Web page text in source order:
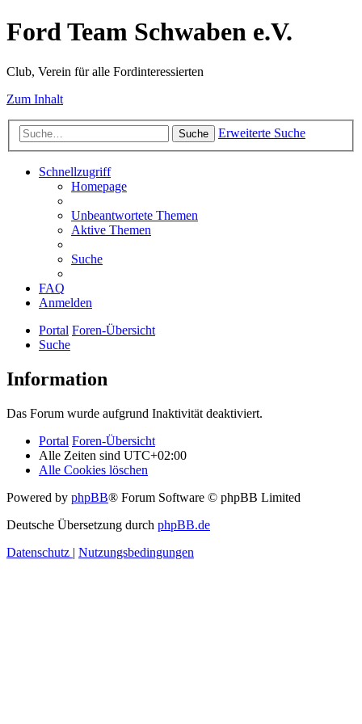
Ford Team Schwaben e.V.
Club, Verein für alle Fordinteressierten
Zum Inhalt
Suche Erweiterte Suche
Schnellzugriff
Homepage
Unbeantwortete Themen
Aktive Themen
Suche
FAQ
Anmelden
Portal Foren-Übersicht
Suche
Information
Das Forum wurde aufgrund Inaktivität deaktiviert.
Portal Foren-Übersicht
Alle Zeiten sind UTC+02:00
Alle Cookies löschen
Powered by phpBB® Forum Software © phpBB Limited
Deutsche Übersetzung durch phpBB.de
Datenschutz | Nutzungsbedingungen